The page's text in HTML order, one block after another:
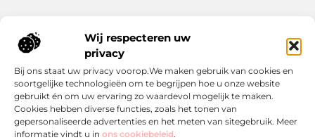
Wij respecteren uw
privacy
Bij ons staat uw privacy voorop.We maken gebruik van cookies en
soortgelijke technologieën om te begrijpen hoe u onze website
gebruikt én om uw ervaring zo waardevol mogelijk te maken.
Cookies hebben diverse functies, zoals het tonen van
gepersonaliseerde advertenties en het meten van sitegebruik. Meer
informatie vindt u in ons cookiebeleid.
Onze informatie